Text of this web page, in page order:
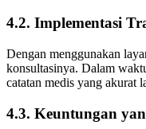
4.2. Implementasi
Dengan menggunakan
konsultasinya. Dalam
catatan medis yang akurat
4.3. Keuntungan